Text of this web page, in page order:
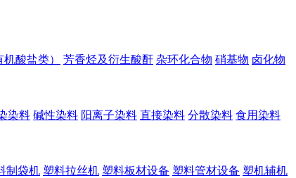
酸盐类） 芳香烃及衍生酸酐 杂环化合物 硝基物 卤化物
染料 碱性染料 阳离子染料 直接染料 分散染料 食用染料
制袋机 塑料拉丝机 塑料板材设备 塑料管材设备 塑机辅机